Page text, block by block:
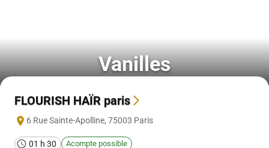
Vanilles
FLOURISH HAÏR paris
6 Rue Sainte-Apolline, 75003 Paris
01 h 30
Acompte possible